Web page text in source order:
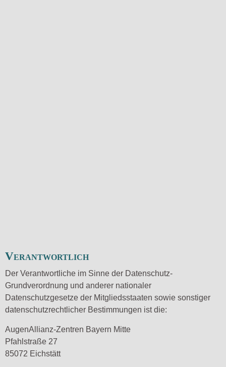
Verantwortlich
Der Verantwortliche im Sinne der Datenschutz-
Grundverordnung und anderer nationaler
Datenschutzgesetze der Mitgliedsstaaten sowie sonstiger
datenschutzrechtlicher Bestimmungen ist die:
AugenAllianz-Zentren Bayern Mitte
Pfahlstraße 27
85072 Eichstätt